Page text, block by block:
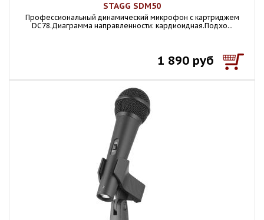
STAGG SDM50
Профессиональный динамический микрофон с картриджем
DC78.Диаграмма направленности: кардиоидная.Подхо...
1 890 руб